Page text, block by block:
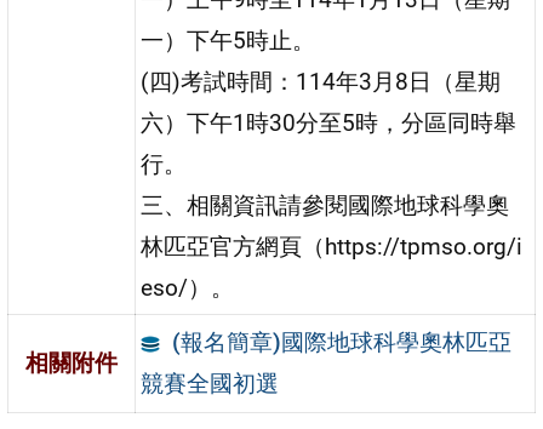
一）下午5時止。
(四)考試時間：114年3月8日（星期
六）下午1時30分至5時，分區同時舉
行。
三、相關資訊請參閱國際地球科學奧
林匹亞官方網頁（https://tpmso.org/i
eso/）。
相關附件
(報名簡章)國際地球科學奧林匹亞
競賽全國初選